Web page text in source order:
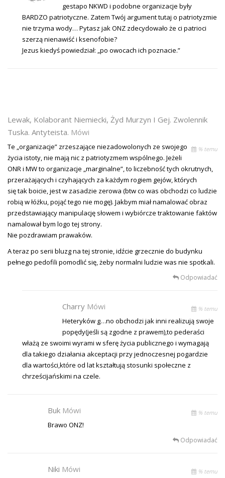
gestapo NKWD i podobne organizacje były
BARDZO patriotyczne. Zatem Twój argument tutaj o patriotyzmie
nie trzyma wody… Pytasz jak ONZ zdecydowało że ci patrioci
szerzą nienawiść i ksenofobie?
Jezus kiedyś powiedział: „po owocach ich poznacie.”
Lewak, Kolaborant Niemiecki, Żyd Murzyn I Gej. Zwolennik
Tuska. Antyteista. Mówi
% temu
Te „organizacje” zrzeszające niezadowolonych ze swojego
życia istoty, nie mają nic z patriotyzmem wspólnego. Jeżeli
ONR i MW to organizacje „marginalne”, to liczebność tych okrutnych,
przerażających i czyhających za każdym rogiem gejów, których
się tak boicie, jest w zasadzie zerowa (btw co was obchodzi co ludzie
robią w łóżku, pojąć tego nie mogę). Jakbym miał namalować obraz
przedstawiający manipulację słowem i wybiórcze traktowanie faktów
namalował bym logo tej strony.
Nie pozdrawiam prawaków.
A teraz po serii bluzg na tej stronie, idźcie grzecznie do budynku
pełnego pedofili pomodlić się, żeby normalni ludzie was nie spotkali.
Odpowiadać
Charry Mówi % temu
Heteryków g…no obchodzi jak inni realizują swoje
popędy(jeśli są zgodne z prawem),to pederaści
włażą ze swoimi wyrami w sferę życia publicznego i wymagają
dla takiego działania akceptacji przy jednoczesnej pogardzie
dla wartości,które od lat kształtują stosunki społeczne z
chrześcijańskimi na czele.
Buk Mówi % temu
Brawo ONZ!
Odpowiadać
Niki Mówi % temu